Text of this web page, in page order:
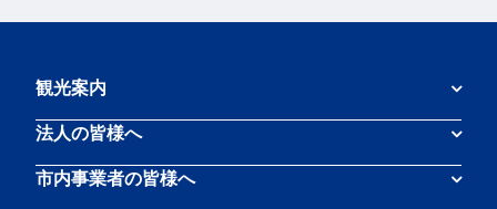
観光案内
法人の皆様へ
市内事業者の皆様へ